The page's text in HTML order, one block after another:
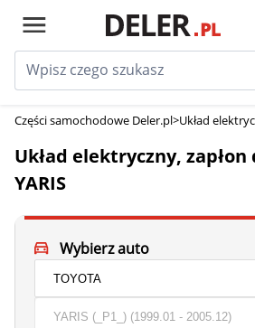
Części samochodowe Deler.pl>Układ
Układ elektryczny, zapłon
YARIS
Wybierz auto